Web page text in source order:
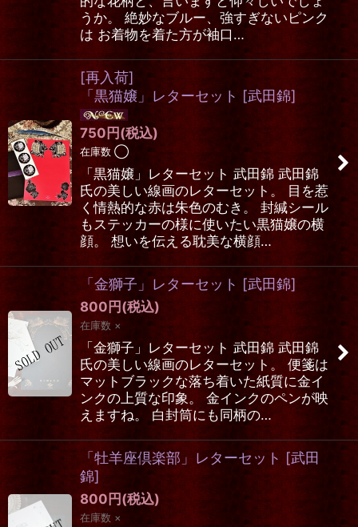
うか。 絶妙なブルー、強すぎないピンク
は お着物を着た方が袖口…
[再入荷]
「黒猫嬢」レターセット [武田錦]
750 円 (税込)
在庫数 ◯
「黒猫嬢」レターセット 武田錦 武田錦
氏の美しい線画のレターセット。 目を惹
く情熱的な赤は朱色のむき。 封緘シール
もステッカーの様に使いたい黒猫嬢の横
顔。 想いを伝える耽美な横顔…
「金獅子」レターセット [武田錦]
800 円 (税込)
在庫数 ×
「金獅子」レターセット 武田錦 武田錦
氏の美しい線画のレターセット。 便箋は
マットブラックな落ち着いた紙質に金イ
ンクの上質な印象。 金インクのペンが映
えますね。 白封筒にも同柄の…
「牡羊座倶楽部」レターセット [武田
錦]
800 円 (税込)
在庫数 ×